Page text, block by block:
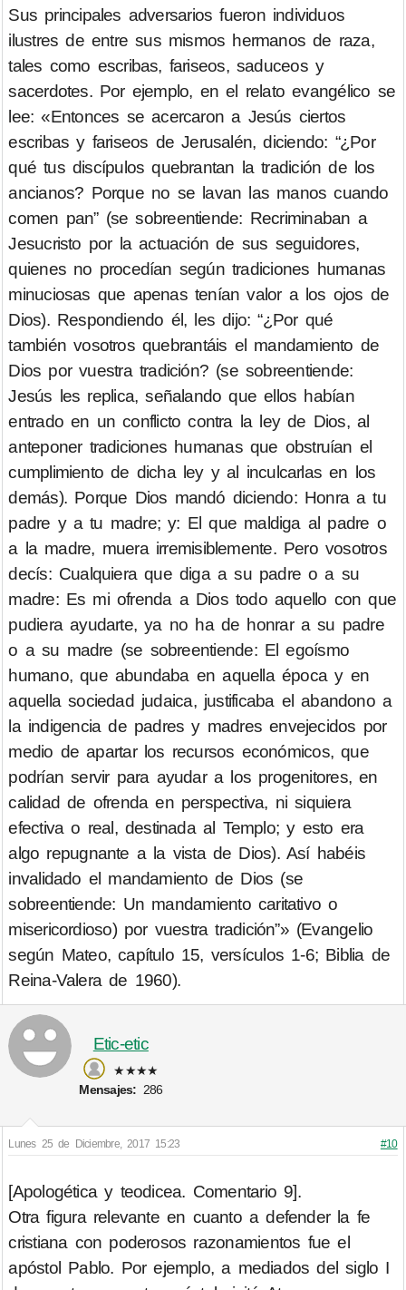
Sus principales adversarios fueron individuos
ilustres de entre sus mismos hermanos de raza,
tales como escribas, fariseos, saduceos y
sacerdotes. Por ejemplo, en el relato evangélico se
lee: «Entonces se acercaron a Jesús ciertos
escribas y fariseos de Jerusalén, diciendo: “¿Por
qué tus discípulos quebrantan la tradición de los
ancianos? Porque no se lavan las manos cuando
comen pan” (se sobreentiende: Recriminaban a
Jesucristo por la actuación de sus seguidores,
quienes no procedían según tradiciones humanas
minuciosas que apenas tenían valor a los ojos de
Dios). Respondiendo él, les dijo: “¿Por qué
también vosotros quebrantáis el mandamiento de
Dios por vuestra tradición? (se sobreentiende:
Jesús les replica, señalando que ellos habían
entrado en un conflicto contra la ley de Dios, al
anteponer tradiciones humanas que obstruían el
cumplimiento de dicha ley y al inculcarlas en los
demás). Porque Dios mandó diciendo: Honra a tu
padre y a tu madre; y: El que maldiga al padre o
a la madre, muera irremisiblemente. Pero vosotros
decís: Cualquiera que diga a su padre o a su
madre: Es mi ofrenda a Dios todo aquello con que
pudiera ayudarte, ya no ha de honrar a su padre
o a su madre (se sobreentiende: El egoísmo
humano, que abundaba en aquella época y en
aquella sociedad judaica, justificaba el abandono a
la indigencia de padres y madres envejecidos por
medio de apartar los recursos económicos, que
podrían servir para ayudar a los progenitores, en
calidad de ofrenda en perspectiva, ni siquiera
efectiva o real, destinada al Templo; y esto era
algo repugnante a la vista de Dios). Así habéis
invalidado el mandamiento de Dios (se
sobreentiende: Un mandamiento caritativo o
misericordioso) por vuestra tradición”» (Evangelio
según Mateo, capítulo 15, versículos 1-6; Biblia de
Reina-Valera de 1960).
Etic-etic
★★★★
Mensajes: 286
Lunes 25 de Diciembre, 2017 15:23 #10
[Apologética y teodicea. Comentario 9].
Otra figura relevante en cuanto a defender la fe
cristiana con poderosos razonamientos fue el
apóstol Pablo. Por ejemplo, a mediados del siglo I